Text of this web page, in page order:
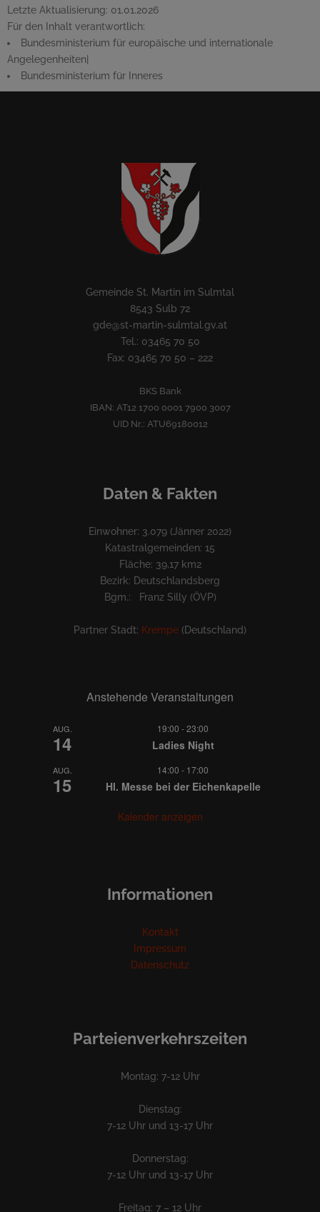
Letzte Aktualisierung: 01.01.2026
Für den Inhalt verantwortlich:
Bundesministerium für europäische und internationale
Angelegenheiten
Bundesministerium für Inneres
Gemeinde St. Martin im Sulmtal
8543 Sulb 72
gde@st-martin-sulmtal.gv.at
Tel.: 03465 70 50
Fax: 03465 70 50 – 222
BKS Bank
IBAN: AT12 1700 0001 7900 3007
UID Nr.: ATU69180012
Daten & Fakten
Einwohner: 3.079 (Jänner 2022)
Katastralgemeinden: 15
Fläche: 39,17 km2
Bezirk: Deutschlandsberg
Bgm.: Franz Silly (ÖVP)
Partner Stadt: Krempe (Deutschland)
Anstehende Veranstaltungen
AUG.
14
19:00 -23:00
Ladies Night
AUG.
15
14:00 - 17:00
Hl. Messe bei der Eichenkapelle
Kalender anzeigen
Informationen
Kontakt
Impressum
Datenschutz
Parteienverkehrszeiten
Montag: 7-12 Uhr
Dienstag:
7-12 Uhr und 13-17 Uhr
Donnerstag:
7-12 Uhr und 13-17 Uhr
Freitag: 7 – 12 Uhr